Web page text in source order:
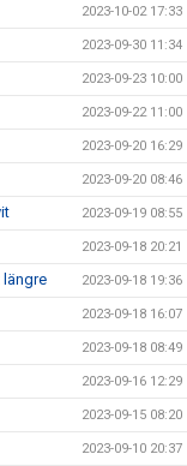
2023-10-02 17:33
2023-09-30 11:34
2023-09-23 10:00
2023-09-22 11:00
2023-09-20 16:29
2023-09-20 08:46
2023-09-19 08:55
2023-09-18 20:21
längre 2023-09-18 19:36
2023-09-18 16:07
2023-09-18 08:49
2023-09-16 12:29
2023-09-15 08:20
2023-09-10 20:37